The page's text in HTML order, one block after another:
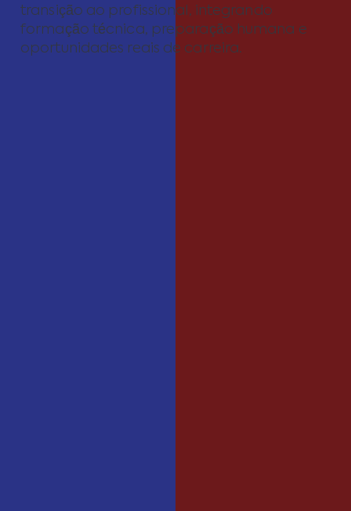
transição ao profissional, integrando
formação técnica, preparação humana e
oportunidades reais de carreira.